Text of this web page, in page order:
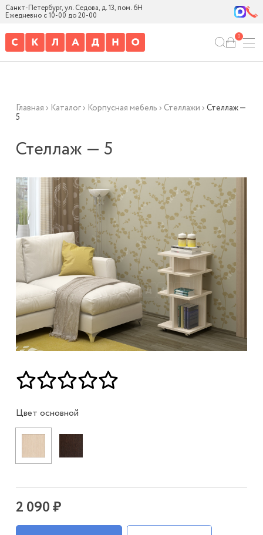
Санкт-Петербург, ул. Седова, д. 13, пом. 6Н
Ежедневно с 10-00 до 20-00
0
Главная › Каталог› Корпусная мебель › Стеллажи › Стеллаж —
5
Стеллаж — 5
Цвет основной
2 090 ₽